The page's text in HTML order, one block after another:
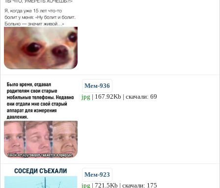
Мем-936
jpg | 167.92Kb | скачали: 69
Мем-923
jpg | 721.5Kb | скачали: 175